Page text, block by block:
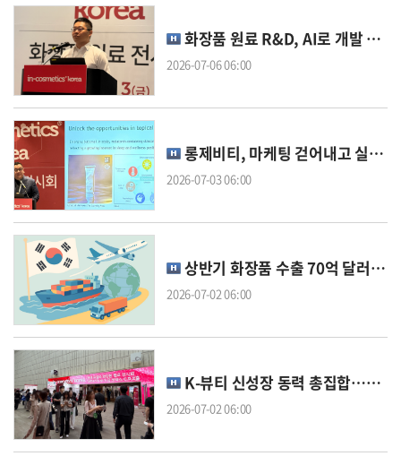
화장품 원료 R&D, AI로 개발 효율 높인다
2026-07-06 06:00
롱제비티, 마케팅 걷어내고 실증 경쟁으로
2026-07-03 06:00
상반기 화장품 수출 70억 달러…연간 145억 달러 가시권
2026-07-02 06:00
K-뷰티 신성장 동력 총집합…바이오 원료부터 홈케어 기기까지
2026-07-02 06:00